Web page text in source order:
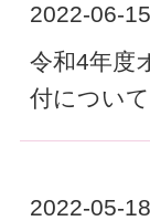
2022-06-15
令和4年度
付について
2022-05-18